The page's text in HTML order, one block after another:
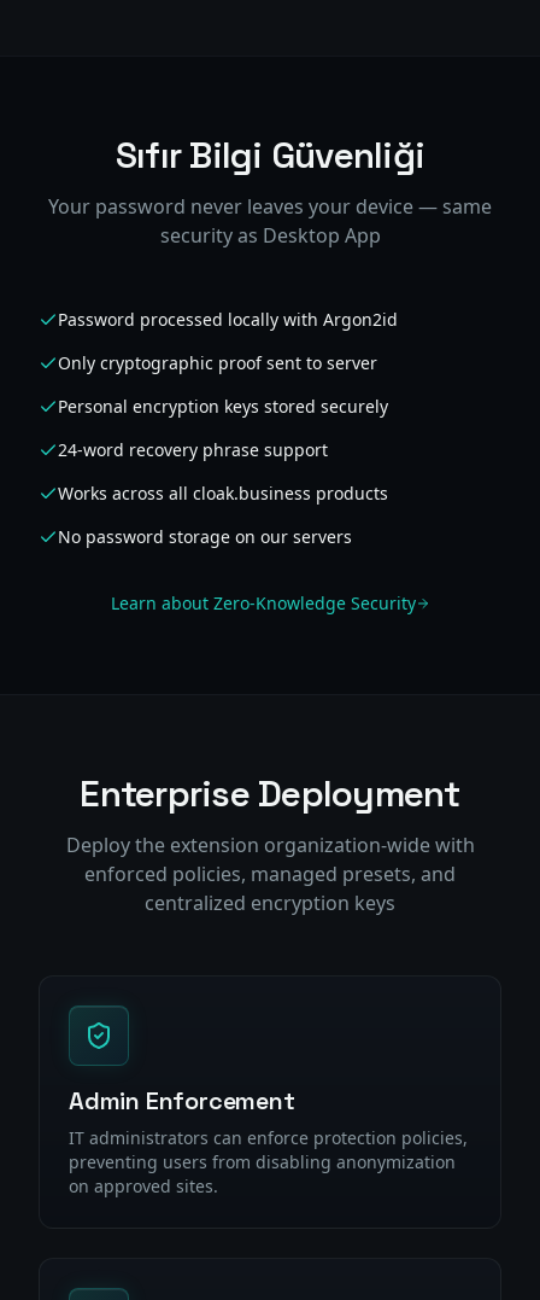
Sıfır Bilgi Güvenliği
Your password never leaves your device — same
security as Desktop App
Password processed locally with Argon2id
Only cryptographic proof sent to server
Personal encryption keys stored securely
24-word recovery phrase support
Works across all cloak.business products
No password storage on our servers
Learn about Zero-Knowledge Security
Enterprise Deployment
Deploy the extension organization-wide with
enforced policies, managed presets, and
centralized encryption keys
Admin Enforcement
IT administrators can enforce protection policies,
preventing users from disabling anonymization
on approved sites.